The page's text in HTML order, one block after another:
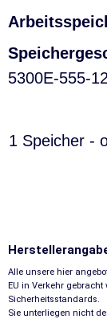
5300E-555-
1 Speicher -
Alle unsere hier
EU in Verkehr
Sicherheitsstandards.
Sie unterliegen nicht